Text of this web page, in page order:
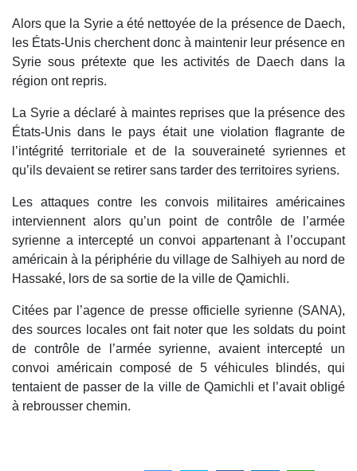
Alors que la Syrie a été nettoyée de la présence de Daech,
les États-Unis cherchent donc à maintenir leur présence en
Syrie sous prétexte que les activités de Daech dans la
région ont repris.
La Syrie a déclaré à maintes reprises que la présence des
États-Unis dans le pays était une violation flagrante de
l’intégrité territoriale et de la souveraineté syriennes et
qu’ils devaient se retirer sans tarder des territoires syriens.
Les attaques contre les convois militaires américaines
interviennent alors qu’un point de contrôle de l’armée
syrienne a intercepté un convoi appartenant à l’occupant
américain à la périphérie du village de Salhiyeh au nord de
Hassaké, lors de sa sortie de la ville de Qamichli.
Citées par l’agence de presse officielle syrienne (SANA),
des sources locales ont fait noter que les soldats du point
de contrôle de l’armée syrienne, avaient intercepté un
convoi américain composé de 5 véhicules blindés, qui
tentaient de passer de la ville de Qamichli et l’avait obligé
à rebrousser chemin.